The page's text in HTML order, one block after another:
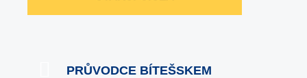
PRŮVODCE BÍTEŠSKEM